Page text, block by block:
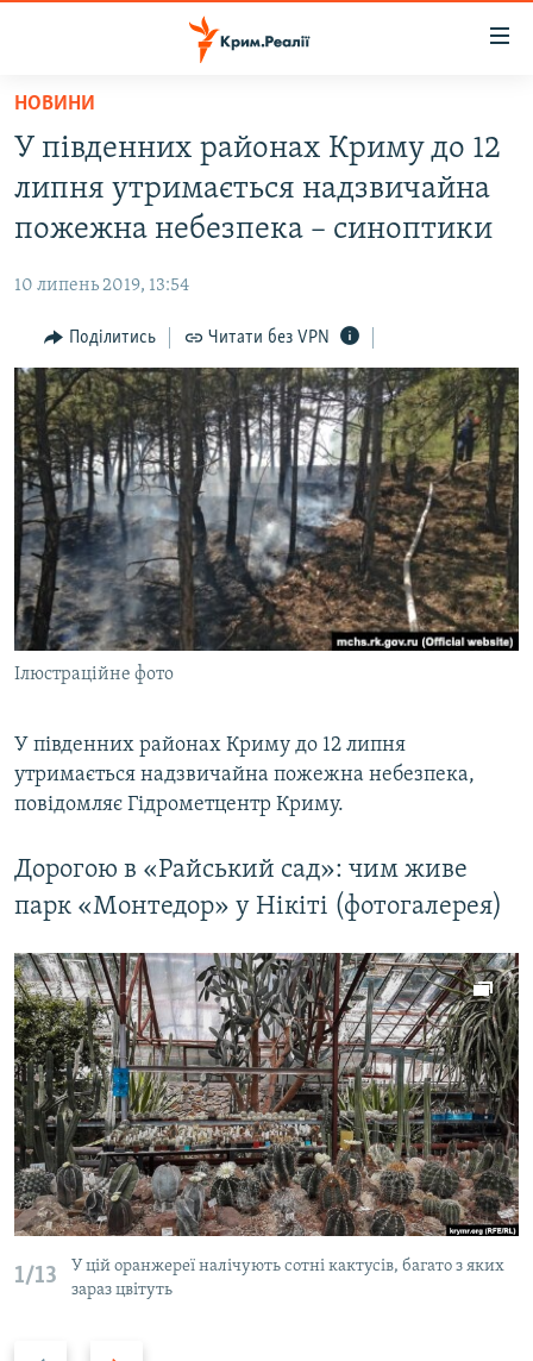
Перейти
основного
матеріалу
до
основної
Перейти
до
пошуку
ВОДА.КРИМ
ВІДЕО ТА ФОТО
БЛОГИ
ПОГЛЯД
ІНТЕРВ'Ю
ВСЕ ЗА ДЕНЬ
СПЕЦПРОЕКТИ
ДЕПОРТАЦІЯ
ВІДЕОУРОКИ «ELIFBE»
СВІДЧЕННЯ ОКУПАЦІЇ
УКРАЇНСЬКА ПРОБЛЕМА КРИМУ
ІНФОГРАФІКА
ЯК ОБІЙТИ БЛОКУВАННЯ
Русский
Qırımtatar
ДОЛУЧАЙСЯ!
Усі сайти RFE/RL
НОВИНИ
У південних районах Криму до 12
липня утримається надзвичайна
пожежна небезпека – синоптики
10 липень 2019, 13:54
Поділитись Читати без VPN
Ілюстраційне фото
У південних районах Криму до 12 липня
утримається надзвичайна пожежна небезпека,
повідомляє Гідрометцентр Криму.
Дорогою в «Райський сад»: чим живе
парк «Монтедор» у Нікіті (фотогалерея)
1/13
У цій оранжереї налічують сотні кактусів, багато з яких
зараз цвітуть